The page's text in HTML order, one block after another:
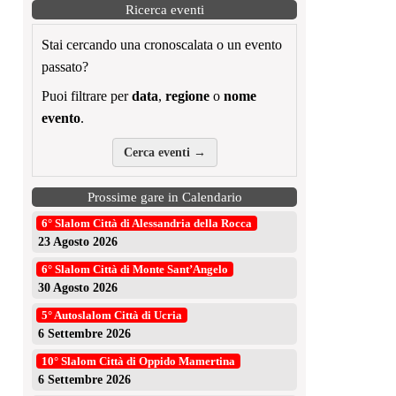
Ricerca eventi
Stai cercando una cronoscalata o un evento
passato?
Puoi filtrare perdata, regione o nome
evento.
Cerca eventi →
Prossime gare in Calendario
6° Slalom Città di Alessandria della Rocca
23 Agosto 2026
6° Slalom Città di Monte Sant’Angelo
30 Agosto 2026
5° Autoslalom Città di Ucria
6 Settembre 2026
10° Slalom Città di Oppido Mamertina
6 Settembre 2026